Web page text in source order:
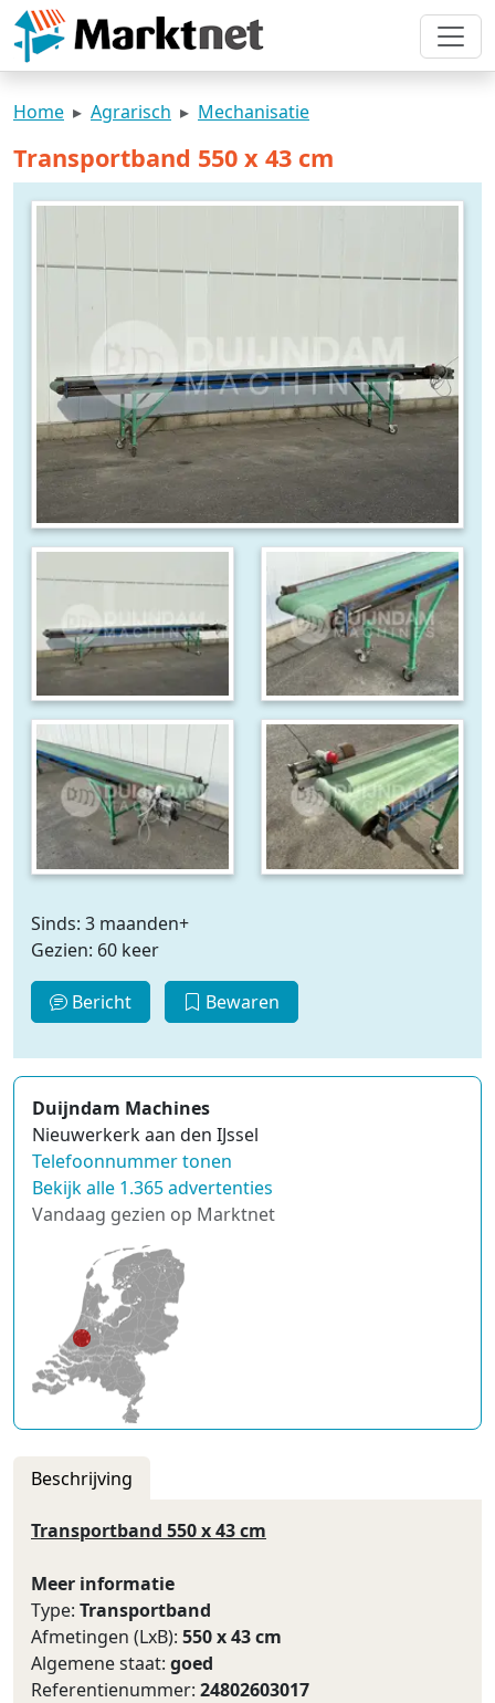
Home Agrarisch Mechanisatie
Transportband 550 x 43 cm
Sinds: 3 maanden+
Gezien: 60 keer
Bericht Bewaren
Duijndam Machines
Nieuwerkerk aan den IJssel
Telefoonnummer tonen
Bekijk alle 1.365 advertenties
Vandaag gezien op Marktnet
Beschrijving
Transportband 550 x 43 cm
Meer informatie
Type: Transportband
Afmetingen (LxB): 550 x 43 cm
Algemene staat: goed
Referentienummer: 24802603017